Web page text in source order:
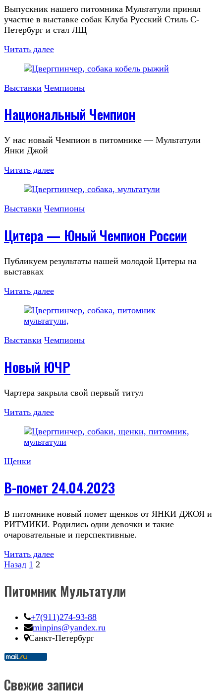
Выпускник нашего питомника Мультатули принял
участие в выставке собак Клуба Русский Стиль С-
Петербург и стал ЛЩ
Читать далее
Выставки Чемпионы
Национальный Чемпион
У нас новый Чемпион в питомнике — Мультатули
Янки Джой
Читать далее
Выставки Чемпионы
Цитера — Юный Чемпион России
Публикуем результаты нашей молодой Цитеры на
выставках
Читать далее
Выставки Чемпионы
Новый ЮЧР
Чартера закрыла свой первый титул
Читать далее
Щенки
В-помет 24.04.2023
В питомнике новый помет щенков от ЯНКИ ДЖОЯ и
РИТМИКИ. Родились одни девочки и такие
очаровательные и перспективные.
Читать далее
Пагинация
записей
Назад Страница
1 Страница
2
Питомник Мультатули
+7(911)274-93-88
minpins@yandex.ru
Санкт-Петербург
Свежие записи